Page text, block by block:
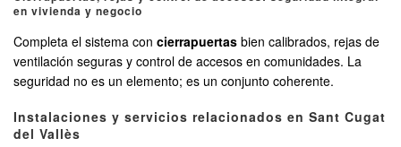
en vivienda y negocio
Completa el sistema con cierrapuertas bien calibrados, rejas de
ventilación seguras y control de accesos en comunidades. La
seguridad no es un elemento; es un conjunto coherente.
Instalaciones y servicios relacionados en Sant Cugat
del Vallès